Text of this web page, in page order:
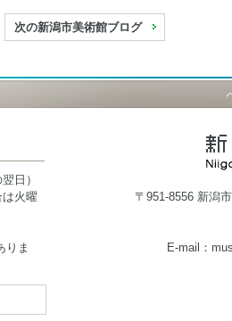
次の新潟市美術館ブログ
日）
は火曜
りま
〒951-8556 新潟
E-mail：